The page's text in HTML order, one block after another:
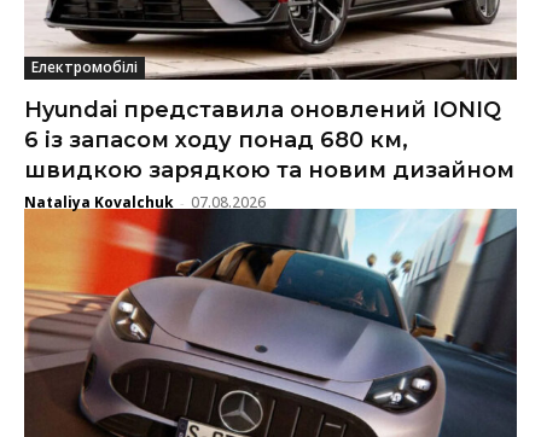
Електромобілі
Hyundai представила оновлений IONIQ
6 із запасом ходу понад 680 км,
швидкою зарядкою та новим дизайном
Nataliya Kovalchuk - 07.08.2026